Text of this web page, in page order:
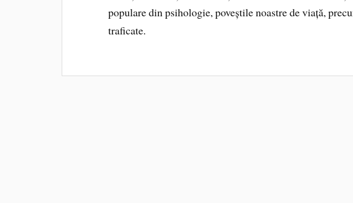
populare din psihologie, poveștile noastre de viață,
traficate.